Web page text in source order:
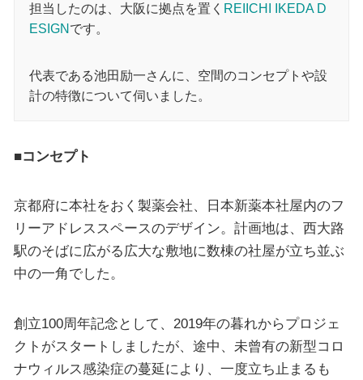
担当したのは、大阪に拠点を置く REIICHI IKEDA D
ESIGN です。
代表である池田励一さんに、空間のコンセプトや設
計の特徴について伺いました。
■コンセプト
京都府に本社をおく製薬会社、日本新薬本社屋内のフ
リーアドレススペースのデザイン。計画地は、西大路
駅のそばに広がる広大な敷地に数棟の社屋が立ち並ぶ
中の一角でした。
創立100周年記念として、2019年の暮れからプロジェ
クトがスタートしましたが、途中、未曾有の新型コロ
ナウィルス感染症の蔓延により、一度立ち止まるも